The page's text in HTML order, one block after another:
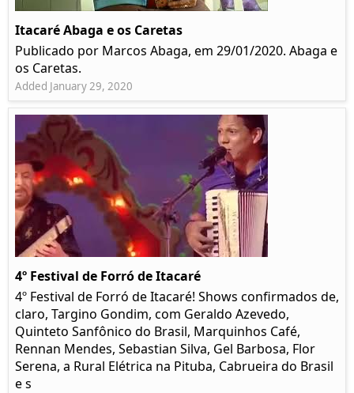
Itacaré Abaga e os Caretas
Publicado por Marcos Abaga, em 29/01/2020. Abaga e
os Caretas.
Added January 29, 2020
4º Festival de Forró de Itacaré
4º Festival de Forró de Itacaré! Shows confirmados de,
claro, Targino Gondim, com Geraldo Azevedo,
Quinteto Sanfônico do Brasil, Marquinhos Café,
Rennan Mendes, Sebastian Silva, Gel Barbosa, Flor
Serena, a Rural Elétrica na Pituba, Cabrueira do Brasil
e s